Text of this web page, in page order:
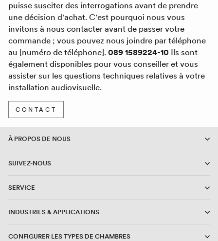
puisse susciter des interrogations avant de prendre
une décision d'achat. C'est pourquoi nous vous
invitons à nous contacter avant de passer votre
commande ; vous pouvez nous joindre par téléphone
au [numéro de téléphone].089 1589224-10 Ils sont
également disponibles pour vous conseiller et vous
assister sur les questions techniques relatives à votre
installation audiovisuelle.
CONTACT
À PROPOS DE NOUS
SUIVEZ-NOUS
SERVICE
INDUSTRIES & APPLICATIONS
CONFIGURER LES TYPES DE CHAMBRES